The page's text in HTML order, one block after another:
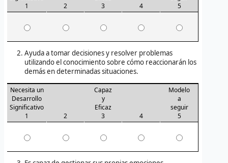
1
2
3
4
5
Ayuda a tomar decisiones y resolver problemas
utilizando el conocimiento sobre cómo reaccionarán los
demás en determinadas situaciones.
Necesita un
Desarrollo
Significativo
1
2
Capaz
y
Eficaz
3
4
Modelo
a
seguir
5